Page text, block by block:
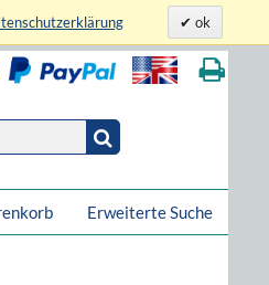
ok
Erweiterte Suche